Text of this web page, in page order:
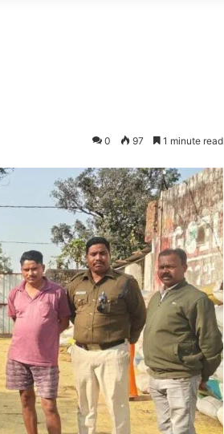
0 97 1 minute read